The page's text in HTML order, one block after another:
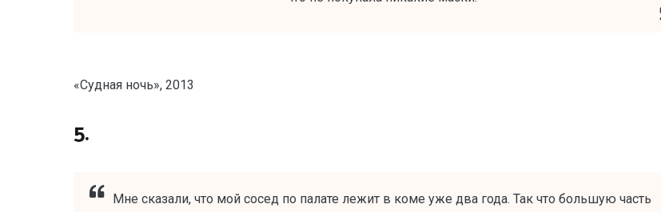
«Судная ночь», 2013
5.
Мне сказали, что мой сосед по палате лежит в коме уже два года. Так что большую часть